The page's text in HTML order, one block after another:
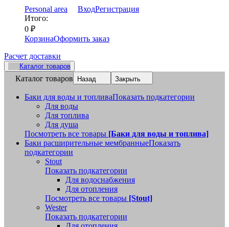
Personal area ВходРегистрация
Итого:
0 ₽
КорзинаОформить заказ
Расчет доставки
Каталог товаров
Каталог товаров Назад Закрыть
Баки для воды и топливаПоказать подкатегории
Для воды
Для топлива
Для душа
Посмотреть все товары [Баки для воды и топлива]
Баки расширительные мембранныеПоказать
подкатегории
Stout
Показать подкатегории
Для водоснабжения
Для отопления
Посмотреть все товары [Stout]
Wester
Показать подкатегории